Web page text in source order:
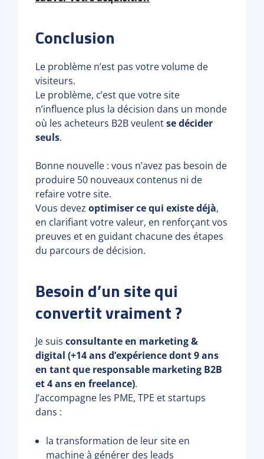
Conclusion
Le problème n’est pas votre volume de
visiteurs.
Le problème, c’est que votre site
n’influence plus la décision dans un monde
où les acheteurs B2B veulentse décider
seuls.
Bonne nouvelle : vous n’avez pas besoin de
produire 50 nouveaux contenus ni de
refaire votre site.
Vous devez optimiser ce qui existe déjà,
en clarifiant votre valeur, en renforçant vos
preuves et en guidant chacune des étapes
du parcours de décision.
Besoin d’un site qui
convertit vraiment ?
Je suis consultante en marketing &
digital (+14 ans d’expérience dont 9 ans
en tant que responsable marketing B2B
et 4 ans en freelance).
J’accompagne les PME, TPE et startups
dans :
la transformation de leur site en
machine à générer des leads